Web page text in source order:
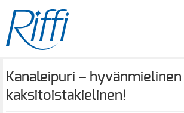
Kanaleipuri – hyvänmielinen
kaksitoistakielinen!